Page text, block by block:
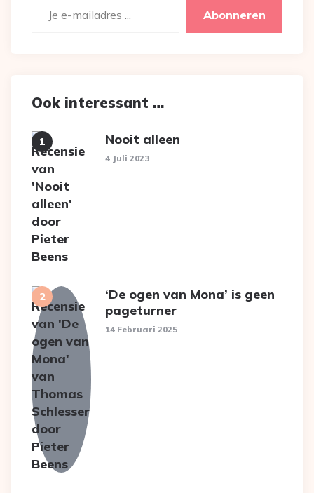
Abonneren
Ook interessant …
Nooit alleen
4 Juli 2023
‘De ogen van Mona’ is geen
pageturner
14 Februari 2025